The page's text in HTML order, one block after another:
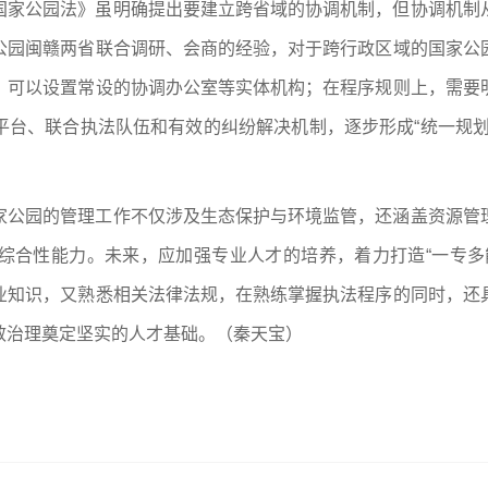
公园法》虽明确提出要建立跨省域的协调机制，但协调机
闽赣两省联合调研、会商的经验，对于跨行政区域的国家
以设置常设的协调办公室等实体机构；在程序规则上，需
、联合执法队伍和有效的纠纷解决机制，逐步形成“统一规
园的管理工作不仅涉及生态保护与环境监管，还涵盖资源
合性能力。未来，应加强专业人才的培养，着力打造“一专
识，又熟悉相关法律法规，在熟练掌握执法程序的同时，
理奠定坚实的人才基础。（秦天宝）